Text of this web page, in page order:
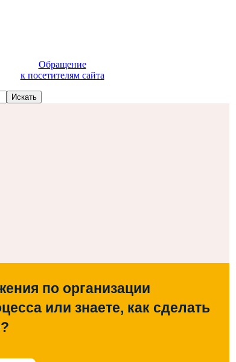
Обращение
к посетителям сайта
по организации
или знаете, как сделать